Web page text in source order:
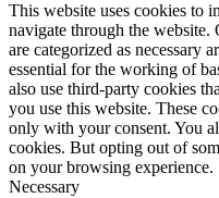
This website uses cookies to
navigate through the website.
are categorized as necessary
essential for the working of
also use third-party cookies
you use this website. These
only with your consent. You
cookies. But opting out of
on your browsing experience.
Necessary